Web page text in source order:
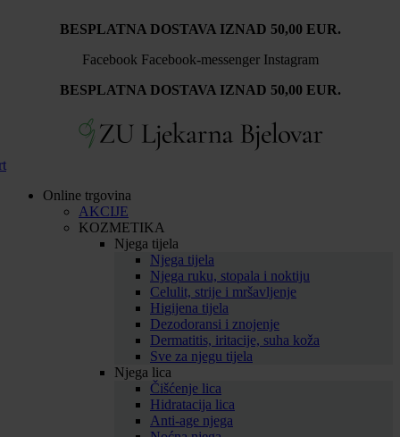
BESPLATNA DOSTAVA IZNAD 50,00 EUR.
Facebook Facebook-messenger Instagram
BESPLATNA DOSTAVA IZNAD 50,00 EUR.
Online trgovina
AKCIJE
KOZMETIKA
Njega tijela
Njega tijela
Njega ruku, stopala i noktiju
Celulit, strije i mršavljenje
Higijena tijela
Dezodoransi i znojenje
Dermatitis, iritacije, suha koža
Sve za njegu tijela
Njega lica
Čišćenje lica
Hidratacija lica
Anti-age njega